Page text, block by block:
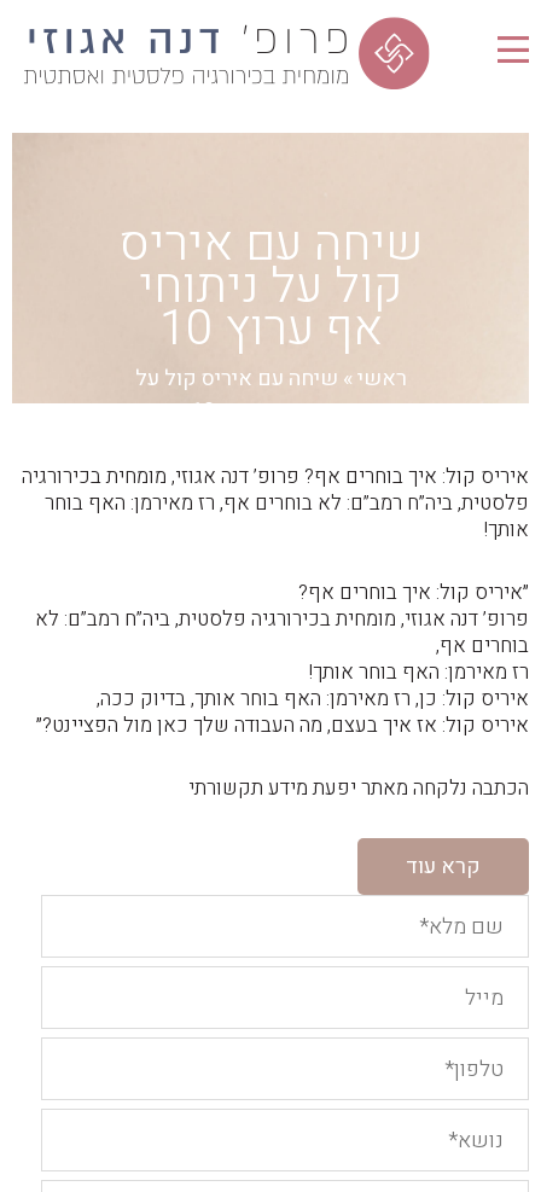
שיחה עם איריס
קול על ניתוחי
אף ערוץ 10
ראשי» שיחה עם איריס קול על
ניתוחי אף ערוץ 10
איריס קול: איך בוחרים אף? פרופ’ דנה אגוזי, מומחית בכירורגיה
פלסטית, ביה”ח רמב”ם: לא בוחרים אף, רז מאירמן: האף בוחר
אותך!
״איריס קול: איך בוחרים אף?
פרופ’ דנה אגוזי, מומחית בכירורגיה פלסטית, ביה”ח רמב”ם: לא
בוחרים אף,
רז מאירמן: האף בוחר אותך!
איריס קול: כן, רז מאירמן: האף בוחר אותך, בדיוק ככה,
איריס קול: אז איך בעצם, מה העבודה שלך כאן מול הפציינט?״
הכתבה נלקחה מאתר יפעת מידע תקשורתי
קרא עוד